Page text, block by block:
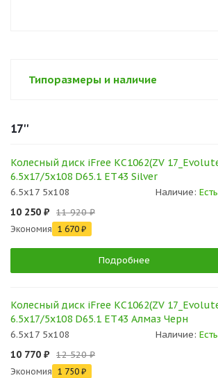
Типоразмеры и наличие
17''
Колесный диск iFree КС1062(ZV
6.5x17/5x108 D65.1 ET43 Silver
6.5x17 5x108 Наличие:
10 250 ₽ 11 920 ₽
Экономия 1 670 ₽
Подробнее
Колесный диск iFree КС1062(ZV
6.5x17/5x108 D65.1 ET43 Алмаз Черн
6.5x17 5x108 Наличие:
10 770 ₽ 12 520 ₽
Экономия 1 750 ₽